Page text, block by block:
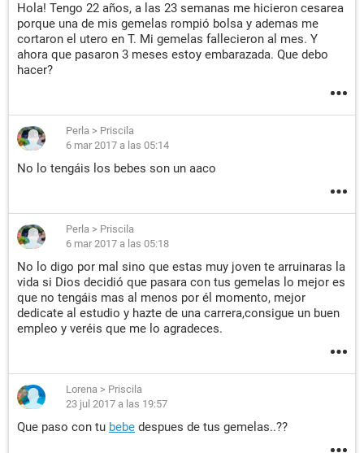
Hola! Tengo 22 años, a las 23 semanas me hicieron cesarea
porque una de mis gemelas rompió bolsa y ademas me
cortaron el utero en T. Mi gemelas fallecieron al mes. Y
ahora que pasaron 3 meses estoy embarazada. Que debo
hacer?
Perla > Priscila
6 mar 2017 a las 05:14
No lo tengáis los bebes son un aaco
Perla > Priscila
6 mar 2017 a las 05:18
No lo digo por mal sino que estas muy joven te arruinaras la
vida si Dios decidió que pasara con tus gemelas lo mejor es
que no tengáis mas al menos por él momento, mejor
dedicate al estudio y hazte de una carrera,consigue un buen
empleo y veréis que me lo agradeces.
Lorena > Priscila
23 jul 2017 a las 19:57
Que paso con tu bebe despues de tus gemelas..??